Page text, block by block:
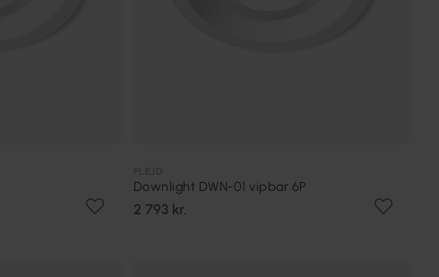
Downlight DWN-01 vipbar 6P
2 793 kr.